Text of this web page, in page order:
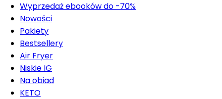
Wyprzedaż ebooków do -70%
Nowości
Pakiety
Bestsellery
Air Fryer
Niskie IG
Na obiad
KETO